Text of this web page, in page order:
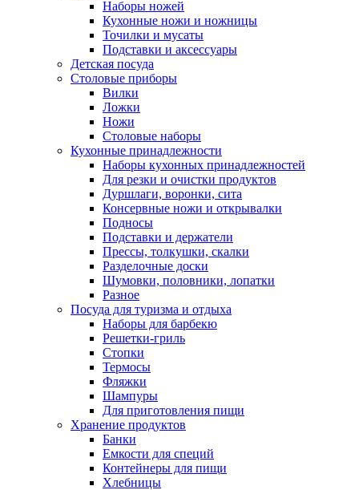
Наборы ножей
Кухонные ножи и ножницы
Точилки и мусаты
Подставки и аксессуары
Детская посуда
Столовые приборы
Вилки
Ложки
Ножи
Столовые наборы
Кухонные принадлежности
Наборы кухонных принадлежностей
Для резки и очистки продуктов
Дуршлаги, воронки, сита
Консервные ножи и открывалки
Подносы
Подставки и держатели
Прессы, толкушки, скалки
Разделочные доски
Шумовки, половники, лопатки
Разное
Посуда для туризма и отдыха
Наборы для барбекю
Решетки-гриль
Стопки
Термосы
Фляжки
Шампуры
Для приготовления пищи
Хранение продуктов
Банки
Емкости для специй
Контейнеры для пищи
Хлебницы